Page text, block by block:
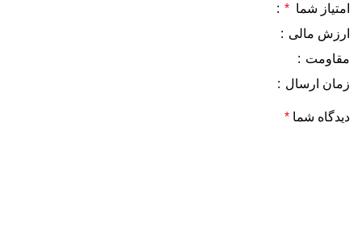
امتیاز شما *
ارزش مالی
مقاومت
زمان ارسال
دیدگاه شما *